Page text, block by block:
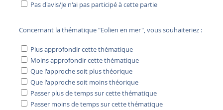
Pas d'avis/Je n'ai pas participé à cette partie
Concernant la thématique "Eolien en mer", vous souhaiteriez :
Plus approfondir cette thématique
Moins approfondir cette thématique
Que l'approche soit plus théorique
Que l'approche soit moins théorique
Passer plus de temps sur cette thématique
Passer moins de temps sur cette thématique